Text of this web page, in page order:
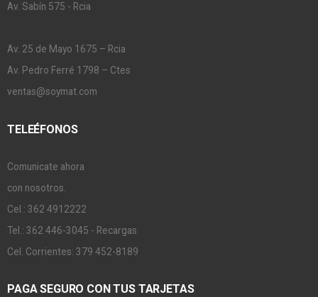
Av. Sabín 575 - Rcia
Av. 25 de Mayo 1675 – Rcia
Av. Pedro Ferré 1798 – Ctes
ventas@soymat.com
TELEÉFONOS
Comunicate ahora
con nosotros.
Cel.: 362 4912222
Tel.: 362 446-3045 - Recargas
Cel. Corrientes: 379 452-8189
PAGA SEGURO CON TUS TARJETAS